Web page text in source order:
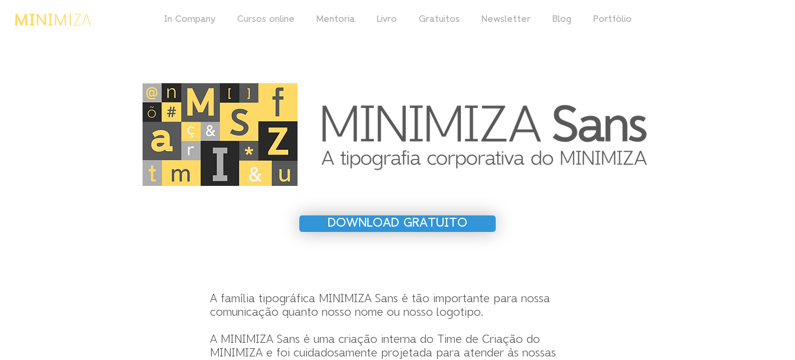
In Company Cursos online Mentoria Livro Gratuitos Newsletter Blog Portfólio
DOWNLOAD GRATUITO
A família tipográfica MINIMIZA Sans é tão importante para nossa
comunicação quanto nosso nome ou nosso logotipo.
A MINIMIZA Sans é uma criação interna do Time de Criação do
MINIMIZA e foi cuidadosamente projetada para atender às nossas